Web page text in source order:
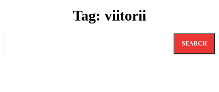
Tag: viitorii
SEARCH